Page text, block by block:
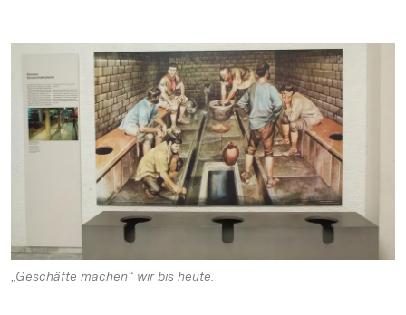
„Geschäfte machen“ wir bis heute.